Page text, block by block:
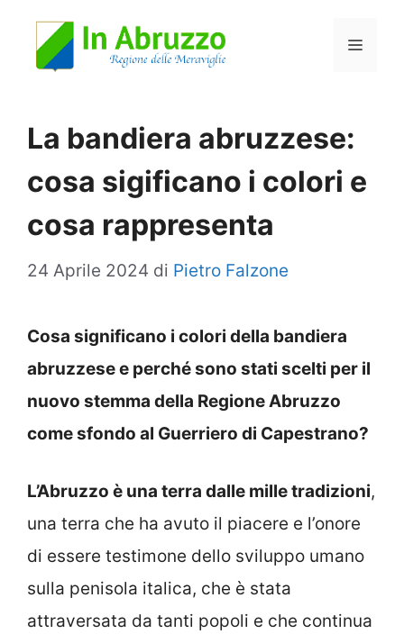
Menu
La bandiera abruzzese:
cosa sigificano i colori e
cosa rappresenta
24 Aprile 2024 di Pietro Falzone
Cosa significano i colori della bandiera
abruzzese e perché sono stati scelti per il
nuovo stemma della Regione Abruzzo
come sfondo al Guerriero di Capestrano?
L’Abruzzo è una terra dalle mille tradizioni,
una terra che ha avuto il piacere e l’onore
di essere testimone dello sviluppo umano
sulla penisola italica, che è stata
attraversata da tanti popoli e che continua